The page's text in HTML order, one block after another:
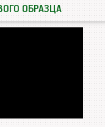
ОБРАЗЦА